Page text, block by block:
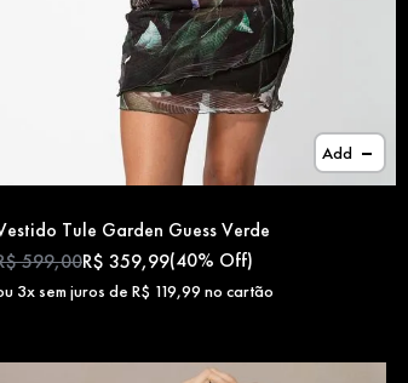
Add
Tule Garden Guess Verde
599,00R$ 359,99(40% Off)
3x sem juros de R$ 119,99 no cartão